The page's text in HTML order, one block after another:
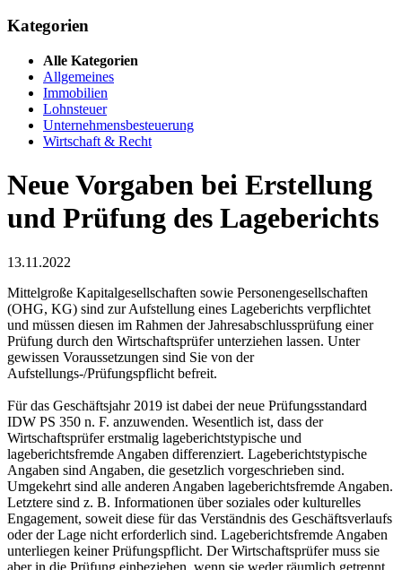
Kategorien
Alle Kategorien
Allgemeines
Immobilien
Lohnsteuer
Unternehmensbesteuerung
Wirtschaft & Recht
Neue Vorgaben bei Erstellung
und Prüfung des Lageberichts
13.11.2022
Mittelgroße Kapitalgesellschaften sowie Personengesellschaften
(OHG, KG) sind zur Aufstellung eines Lageberichts verpflichtet
und müssen diesen im Rahmen der Jahresabschlussprüfung einer
Prüfung durch den Wirtschaftsprüfer unterziehen lassen. Unter
gewissen Voraussetzungen sind Sie von der
Aufstellungs-/Prüfungspflicht befreit.
Für das Geschäftsjahr 2019 ist dabei der neue Prüfungsstandard
IDW PS 350 n. F. anzuwenden. Wesentlich ist, dass der
Wirtschaftsprüfer erstmalig lageberichtstypische und
lageberichtsfremde Angaben differenziert. Lageberichtstypische
Angaben sind Angaben, die gesetzlich vorgeschrieben sind.
Umgekehrt sind alle anderen Angaben lageberichtsfremde Angaben.
Letztere sind z. B. Informationen über soziales oder kulturelles
Engagement, soweit diese für das Verständnis des Geschäftsverlaufs
oder der Lage nicht erforderlich sind. Lageberichtsfremde Angaben
unterliegen keiner Prüfungspflicht. Der Wirtschaftsprüfer muss sie
aber in die Prüfung einbeziehen, wenn sie weder räumlich getrennt